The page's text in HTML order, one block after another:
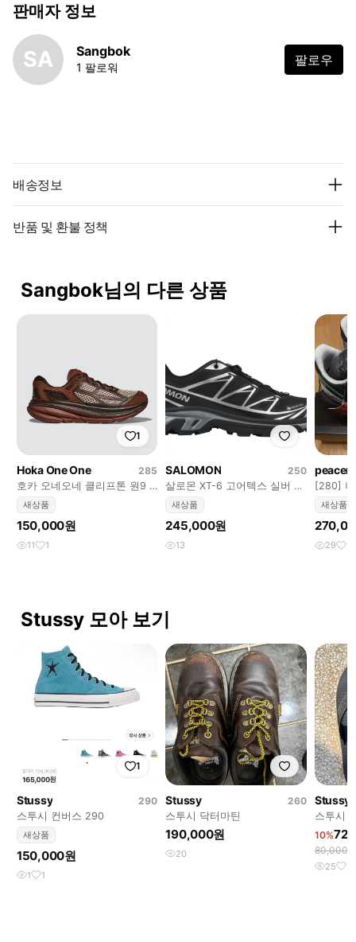
판매자 정보
SA Sangbok
1 팔로워 팔로우
배송정보
반품 및 환불 정책
Sangbok님의 다른 상품
1
Hoka One One
285
호카 오네오네 클리프톤 원9 S
브라운 새상품 팝니다
새상품
150,000원
11 1
SALOMON
250
살로몬 XT-6 고어텍스 실버 그
레이 새상품 팝니다
새상품
245,000원
13
[280]
새상품
새상품
29 3
Stussy 모아 보기
1
Stussy
290
스투시 컨버스 290
새상품
150,000원
1 1
Stussy
260
스투시 닥터마틴
190,000원
20
Stussy
스투시
10%
80,000
25 2